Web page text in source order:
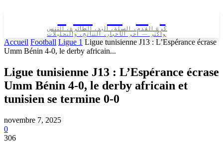
كرة القدم، السلة، اليد، الطائرة، التنس
وأكثر — آخر الأخبار، النتائج، والتحليلات
Accueil Football Ligue 1 Ligue tunisienne J13 : L’Espérance écrase
Umm Bénin 4-0, le derby africain...
Ligue tunisienne J13 : L’Espérance écrase
Umm Bénin 4-0, le derby africain et
tunisien se termine 0-0
novembre 7, 2025
0
306